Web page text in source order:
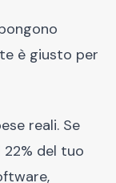
è giusto per
reali. Se
del tuo